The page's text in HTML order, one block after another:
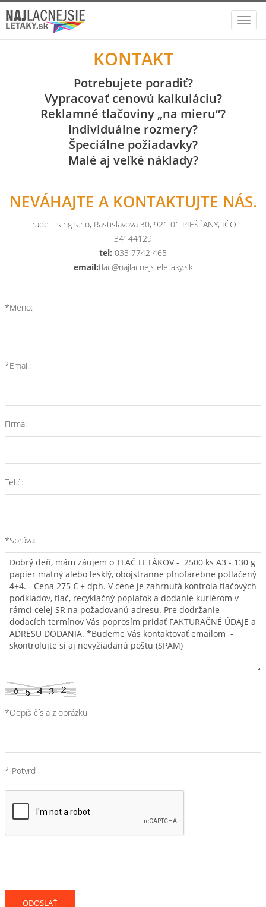
KONTAKT
Potrebujete poradiť?
Vypracovať cenovú kalkuláciu?
Reklamné tlačoviny „na mieru“?
Individuálne rozmery?
Špeciálne požiadavky?
Malé aj veľké náklady?
NEVÁHAJTE A KONTAKTUJTE NÁS.
Trade Tising s.r.o, Rastislavova 30, 921 01 PIEŠŤANY, IČO:
34144129
tel: 033 7742 465
email:tlac@najlacnejsieletaky.sk
*Meno:
*Email:
Firma:
Tel.č:
*Správa:
*Odpíš čísla z obrázku
* Potvrď